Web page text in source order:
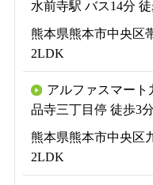
水前寺駅 バス14分
熊本県熊本市中央区
2LDK
アルファスマート
品寺三丁目停 徒歩3分
熊本県熊本市中央区
2LDK